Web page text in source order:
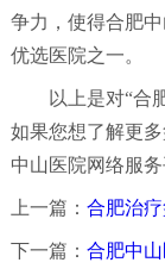
争力，使得合肥
优选医院之一。
以上是对“合肥
如果您想了解更
中山医院网络服
上一篇： 合肥治
下一篇： 合肥中